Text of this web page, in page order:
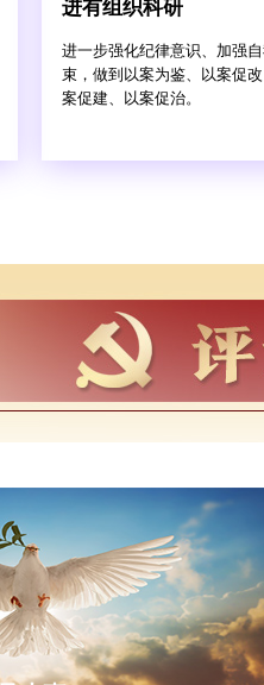
进有组织科研
进一步强化纪律意识、加强
束，做到以案为鉴、以案促
案促建、以案促治。